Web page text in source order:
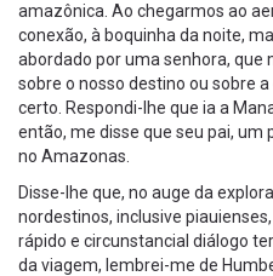
amazônica. Ao chegarmos ao
conexão, à boquinha da noite,
abordado por uma senhora, que
sobre o nosso destino ou sobre
certo. Respondi-lhe que ia a
então, me disse que seu pai, um
no Amazonas.
Disse-lhe que, no auge da
nordestinos, inclusive
rápido e circunstancial diálogo
da viagem, lembrei-me de